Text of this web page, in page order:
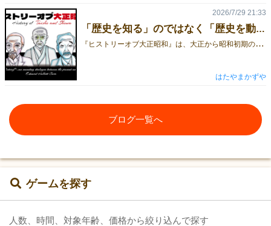
「歴史を知る」のではなく「歴史を動かす」ゲーム
『
ヒストリーオブ大正昭和』は、大正から昭和初期の政界を舞台に、プレイヤーが政界の黒幕となって権力争いを繰り広げる交渉・ドラフト・投票ゲームです。 各ラウンドでは、実在した政治家たちが次期首相候補として登場します。 第16代、22代内閣総理大臣 山本権兵衛 第19代内閣総理大臣 原敬 プレイヤーは政界の黒幕として一人の政治家の後ろ盾となり、その人物を首相へ押し上げるために暗躍します。支援した政治家が首相に就任すれば、大きな利益を得て影響力を拡大できます。しかし、他のプレイヤーもまた、それぞれの狙いを持って政界を動かそうとしています。交渉や駆け引き、ときには裏切りを駆使しながら、歴史の裏側で政界を操りましょう。 ゲームに登場する人物や事件は、すべて実在の歴史をモチーフにしています。 226事件の際に蹶起将校に投降を呼びかけた文言から 押し入った家で警備の甘さを説教した事件から 当時の政党や派閥、政治情勢、そして時代背景まで、できる限り史実を大切にしながらゲームへ落とし込みました。 一方で、本作は歴史の知識を競うだけのゲームではありません。大切なのは、歴史を正確に暗記していることではなく、政界の中でどのような判断を下すか？ということです。 「誰を味方につけるべきか。」「誰に票を売るべきか。」「どこで金を使い、どこで裏切るべきか。」 そんな判断を繰り返しているうちに、プレイヤーは自然と一人の"黒幕"として振る舞うようになります。 黒幕の一人 宰相 思惑どおりに政界を支配できれば優位に立ち、読み違えれば一気に窮地へ追い込まれるでしょう。実際の歴史でも、政治は決して一人の英雄だけで動いていたわけではありません。利害が交錯し、多くの人々の思惑がぶつかり合った結果として、歴史は形作られていきました。 本作で体験していただきたいのは、その「歴史の構造」です。 年号や人物名を覚えることではなく「なぜそのような出来事が起きたのか」を、ゲームを通して体感していただきたいと考えています。勝つために悩み、交渉し、裏切り、ときには協力した経験が、そのまま歴史への理解へとつながっていくはずです。 もし遊び終わったあとに、「この人物は実際にはどんな人だったんだろう」「この事件は本当にあったのかな」と興味を持っていただけたなら、作者としてこれ以上嬉しいことはありません。 『ヒストリーオブ大正昭和』は、歴史を知識として学ぶゲームではなく、歴史を体験するゲームです。 ぜひゲームマーケットで、この激動の時代を体験してみてください。
2026/7/29 21:33
はたやまかずや
ブログ一覧へ
ゲームを探す
人数、時間、対象年齢、価格から絞り込んで探す